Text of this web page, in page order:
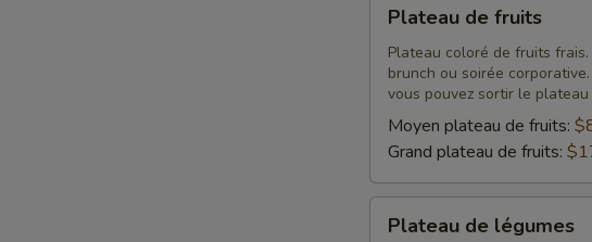
fruits
Plateau de fruits
Plateau coloré de fruits
brunch ou soirée
vous pouvez sortir le
Moyen plateau de fruits:
Grand plateau de fruits:
Plateau de légumes